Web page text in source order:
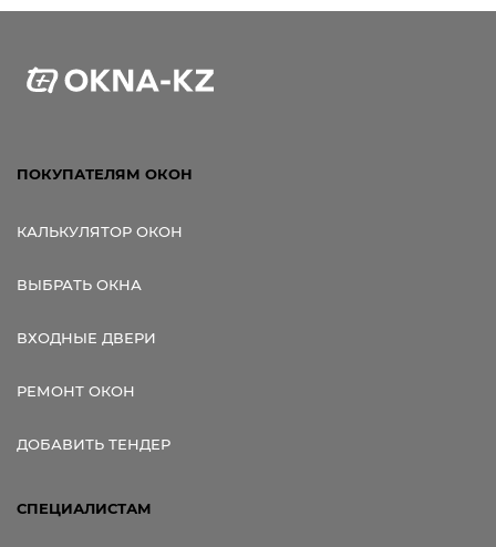
ПОКУПАТЕЛЯМ ОКОН
КАЛЬКУЛЯТОР ОКОН
ВЫБРАТЬ ОКНА
ВХОДНЫЕ ДВЕРИ
РЕМОНТ ОКОН
ДОБАВИТЬ ТЕНДЕР
СПЕЦИАЛИСТАМ